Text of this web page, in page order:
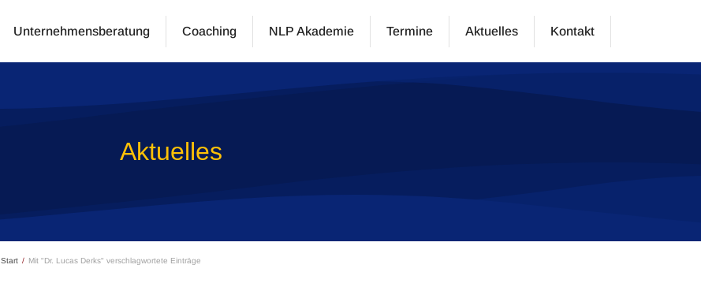
Unternehmensberatung Coaching NLP Akademie Termine Aktuelles Kontakt
Aktuelles
Start Mit "Dr. Lucas Derks" verschlagwortete Einträge